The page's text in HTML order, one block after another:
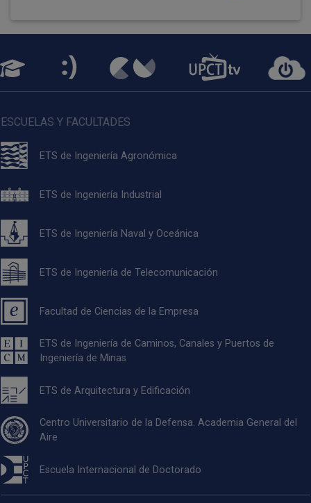
ESCUELAS Y FACULTADES
ETS de Ingeniería Agronómica
ETS de Ingeniería Industrial
ETS de Ingeniería Naval y Oceánica
ETS de Ingeniería de Telecomunicación
Facultad de Ciencias de la Empresa
ETS de Ingeniería de Caminos, Canales y Puertos de
Ingeniería de Minas
ETS de Arquitectura y Edificación
Centro Universitario de la Defensa. Academia General del
Aire
Escuela Internacional de Doctorado